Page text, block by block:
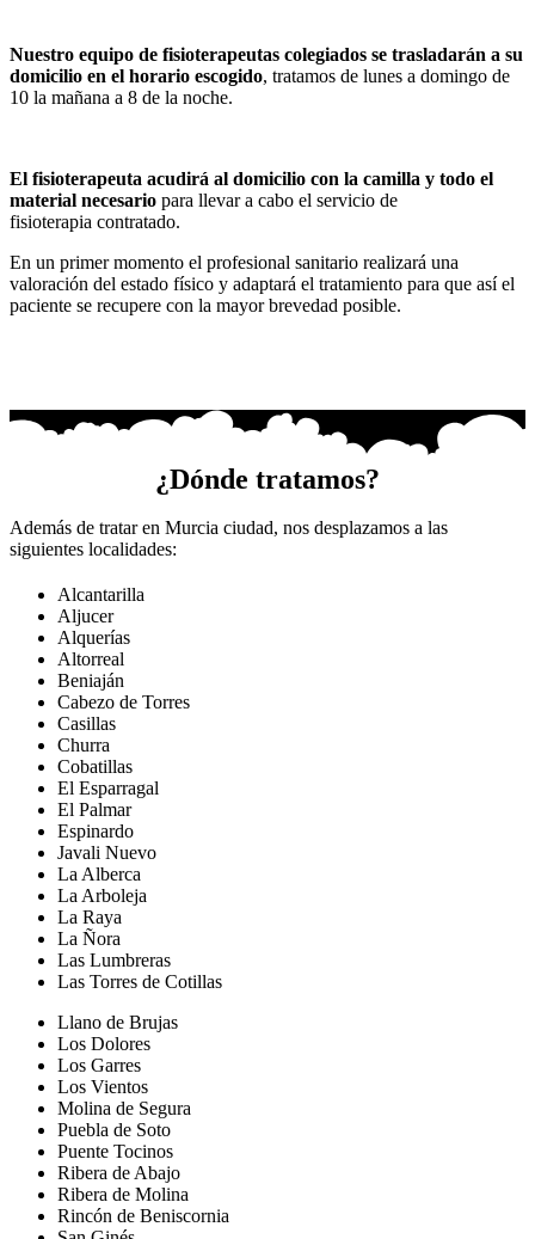
Nuestro equipo de fisioterapeutas colegiados se trasladarán a su
domicilio en el horario escogido, tratamos de lunes a domingo de
10 la mañana a 8 de la noche.
El fisioterapeuta acudirá al domicilio con la camilla y todo el
material necesario para llevar a cabo el servicio de
fisioterapia contratado.
En un primer momento el profesional sanitario realizará una
valoración del estado físico y adaptará el tratamiento para que así el
paciente se recupere con la mayor brevedad posible.
¿Dónde tratamos?
Además de tratar en Murcia ciudad, nos desplazamos a las
siguientes localidades:
Alcantarilla
Aljucer
Alquerías
Altorreal
Beniaján
Cabezo de Torres
Casillas
Churra
Cobatillas
El Esparragal
El Palmar
Espinardo
Javali Nuevo
La Alberca
La Arboleja
La Raya
La Ñora
Las Lumbreras
Las Torres de Cotillas
Llano de Brujas
Los Dolores
Los Garres
Los Vientos
Molina de Segura
Puebla de Soto
Puente Tocinos
Ribera de Abajo
Ribera de Molina
Rincón de Beniscornia